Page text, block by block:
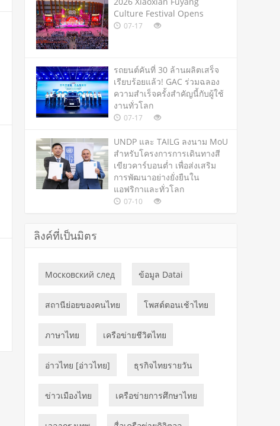
Culture Festival Opens
07-17
รถยนต์คันที่ 30 ล้านผลิตเสร็จ
เรียบร้อยแล้ว! GAC ร่วมฉลอง
ความสำเร็จครั้งสำคัญนี้กับผู้ใช้
งานทั่วโลก
07-17
UNDP และ TAILG ลงนาม MoU
สำหรับโครงการการเดินทางสี
เขียวคาร์บอนต่ำ เพื่อส่งเสริม
การพัฒนาอย่างยั่งยืนใน
แอฟริกาและทั่วโลก
07-10
ลิงค์ที่เป็นมิตร
Московский след ข้อมูล Datai
สถานีย่อยของคนไทย โพสต์ตอนเช้าไทย
ภาษาไทย เครือข่ายชีวิตไทย
อ่าวไทย [อ่าวไทย] ธุรกิจไทยรายวัน
ข่าวเมืองไทย เครือข่ายการศึกษาไทย